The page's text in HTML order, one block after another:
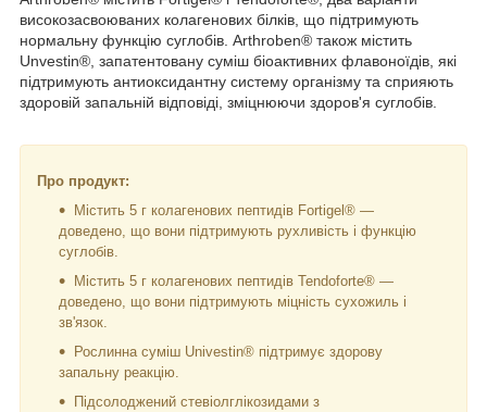
високозасвоюваних колагенових білків, що підтримують
нормальну функцію суглобів. Arthroben® також містить
Unvestin®, запатентовану суміш біоактивних флавоноїдів, які
підтримують антиоксидантну систему організму та сприяють
здоровій запальній відповіді, зміцнюючи здоров'я суглобів.
Про продукт:
Містить 5 г колагенових пептидів Fortigel® —
доведено, що вони підтримують рухливість і функцію
суглобів.
Містить 5 г колагенових пептидів Tendoforte® —
доведено, що вони підтримують міцність сухожиль і
зв'язок.
Рослинна суміш Univestin® підтримує здорову
запальну реакцію.
Підсолоджений стевіолглікозидами з